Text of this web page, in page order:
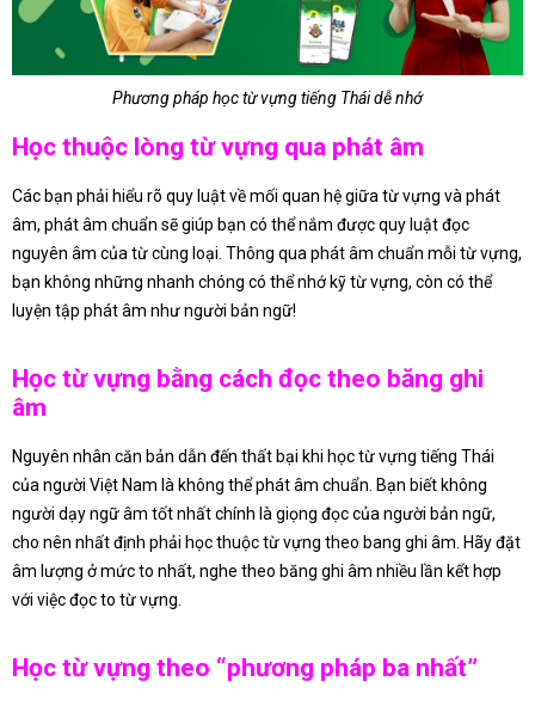
Phương pháp học từ vựng tiếng Thái dễ nhớ
Học thuộc lòng từ vựng qua phát âm
Các bạn phải hiểu rõ quy luật về mối quan hệ giữa từ vựng và phát
âm, phát âm chuẩn sẽ giúp bạn có thể nắm được quy luật đọc
nguyên âm của từ cùng loại. Thông qua phát âm chuẩn mỗi từ vựng,
bạn không những nhanh chóng có thể nhớ kỹ từ vựng, còn có thể
luyện tập phát âm như người bản ngữ!
Học từ vựng bằng cách đọc theo băng ghi
âm
Nguyên nhân căn bản dẫn đến thất bại khi học từ vựng tiếng Thái
của người Việt Nam là không thể phát âm chuẩn. Bạn biết không
người dạy ngữ âm tốt nhất chính là giọng đọc của người bản ngữ,
cho nên nhất định phải học thuộc từ vựng theo bang ghi âm. Hãy đặt
âm lượng ở mức to nhất, nghe theo băng ghi âm nhiều lần kết hợp
với việc đọc to từ vựng.
Học từ vựng theo “phương pháp ba nhất”